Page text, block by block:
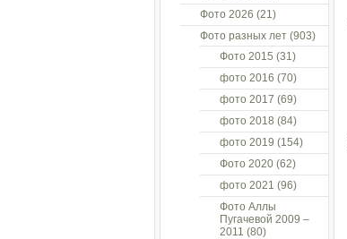
Фото 2026 (21)
Фото разных лет(903)
Фото 2015 (31)
фото 2016 (70)
фото 2017 (69)
фото 2018 (84)
фото 2019 (154)
Фото 2020(62)
фото 2021 (96)
Фото Аллы
Пугачевой 2009 –
2011 (80)